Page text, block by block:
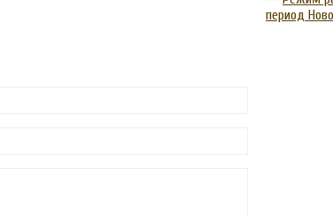
период